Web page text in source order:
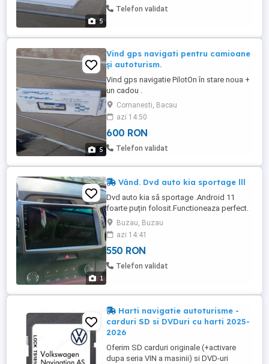
5
Telefon validat
5
Vind gps navigati pentru camioane
și autoturism.
Vind gps navigatie PilotOn în stare noua +
un cadou .
Comanesti, Bacau
azi 14:50
600 RON
Telefon validat
1
Vând. Dvd auto kia sportage lll
Dvd auto kia să sportage .Android 11
foarte puțin folosit.Functioneaza perfect.
Buzau, Buzau
azi 14:41
550 RON
Telefon validat
Harti navigatie autoturisme -
carduri SD si DVDuri cu harti 2025-
2026
Oferim SD carduri originale (+activare
dupa seria VIN a masinii) si DVD-uri